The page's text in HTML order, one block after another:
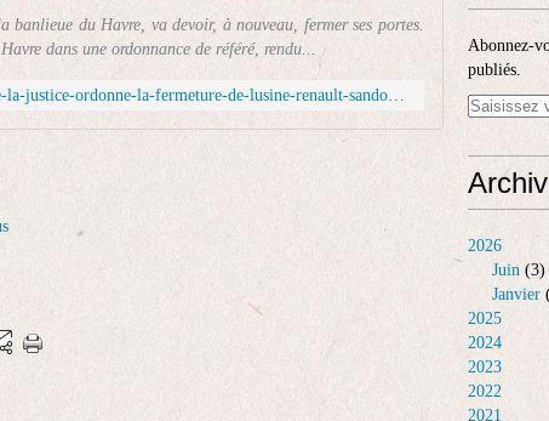
banlieue du Havre, va devoir, à nouveau, fermer ses portes.
dans une ordonnance de référé, rendu...
https://www.lepoulpe.info/pres-du-havre-la-justice-ordonne-la-fermeture-de-lusine-renault-sandouville/
Abonnez-
publiés.
2026
Juin (3)
Janvier
2025
2024
2023
2022
2021